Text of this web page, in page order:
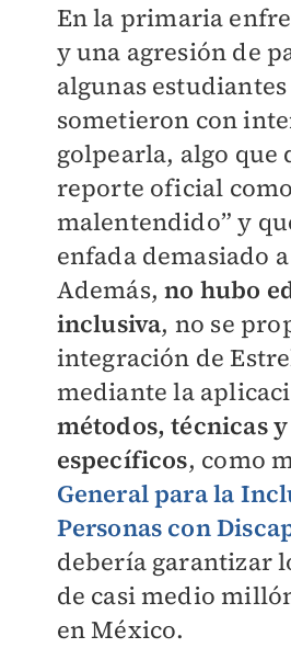
En la primaria
y una agresión de
algunas
sometieron con
golpearla, algo que
reporte oficial
malentendido” y
enfada demasiado
Además, no hubo
inclusiva, no se
integración de
mediante la
métodos, técnicas
específicos, como
General para la
Personas con
debería garantizar
de casi medio
en México.